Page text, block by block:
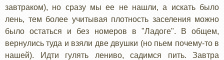
завтраком), но сразу мы ее не нашли, а искать было
лень, тем более учитывая плотность заселения можно
было остаться и без номеров в "Ладоге". В общем,
вернулись туда и взяли две двушки (но пьем почему-то в
нашей). Идти гулять лениво, садимся пить. Завтра